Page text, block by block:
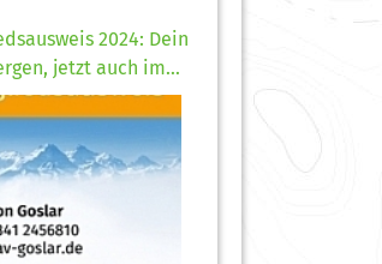
2024: Dein
jetzt auch im